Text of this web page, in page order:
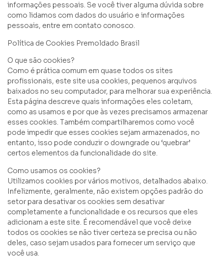
informações pessoais. Se você tiver alguma dúvida sobre
como lidamos com dados do usuário e informações
pessoais, entre em contato conosco.
Política de Cookies Premoldado Brasil
O que são cookies?
Como é prática comum em quase todos os sites
profissionais, este site usa cookies, pequenos arquivos
baixados no seu computador, para melhorar sua experiência.
Esta página descreve quais informações eles coletam,
como as usamos e por que às vezes precisamos armazenar
esses cookies. Também compartilharemos como você
pode impedir que esses cookies sejam armazenados, no
entanto, isso pode conduzir o downgrade ou ‘quebrar’
certos elementos da funcionalidade do site.
Como usamos os cookies?
Utilizamos cookies por vários motivos, detalhados abaixo.
Infelizmente, geralmente, não existem opções padrão do
setor para desativar os cookies sem desativar
completamente a funcionalidade e os recursos que eles
adicionam a este site. É recomendável que você deixe
todos os cookies se não tiver certeza se precisa ou não
deles, caso sejam usados para fornecer um serviço que
você usa.